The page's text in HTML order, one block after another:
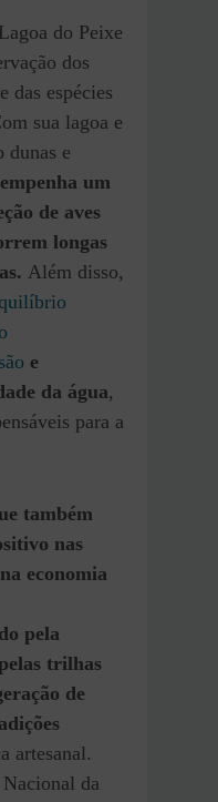
do Peixe
dos
das espécies
sua lagoa e
dunas e
um
de aves
longas
Além disso,
e
da água,
para a
também
nas
economia
pela
trilhas
de
artesanal.
da